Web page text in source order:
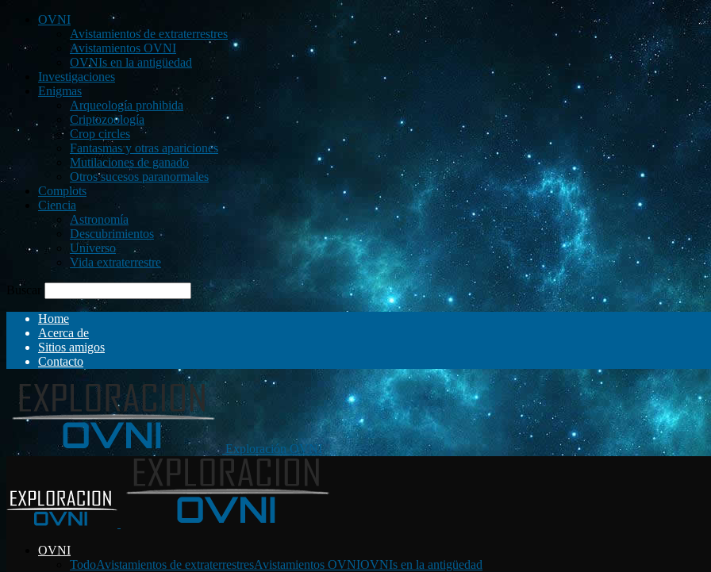
OVNI
Avistamientos de extraterrestres
Avistamientos OVNI
OVNIs en la antigüedad
Investigaciones
Enigmas
Arqueología prohibida
Criptozoología
Crop circles
Fantasmas y otras apariciones
Mutilaciones de ganado
Otros sucesos paranormales
Complots
Ciencia
Astronomía
Descubrimientos
Universo
Vida extraterrestre
Buscar
Home
Acerca de
Sitios amigos
Contacto
Exploración OVNI
OVNI
TodoAvistamientos de extraterrestresAvistamientos OVNIOVNIs en la antigüedad